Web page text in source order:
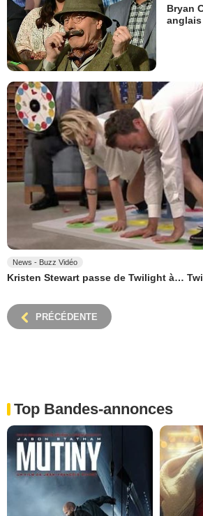
Bryan
News - Buzz Vidéo
Kristen Stewart passe de Twilight à…
PRÉCÉDENTE
Top Bandes-annonces